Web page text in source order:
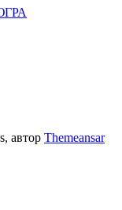
автор Themeansar